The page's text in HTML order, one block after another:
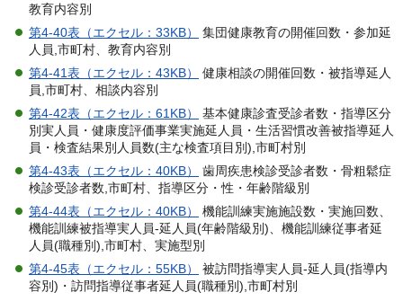
教育内容別
第4-40表（エクセル：33KB）
集団健康教育の開催回数・参加延
人員,市町村、教育内容別
第4-41表（エクセル：43KB）
健康相談の開催回数・被指導延人
員,市町村、相談内容別
第4-42表（エクセル：61KB）
基本健康診査受診者数・指導区分
別実人員・健康度評価事業実施延人員・生活習慣改善被指導延人
員・検査結果別人員数(主な検査項目別),市町村別
第4-43表（エクセル：40KB）
歯周疾患検診受診者数・骨粗鬆症
検診受診者数,市町村、指導区分・性・年齢階級別
第4-44表（エクセル：40KB）
機能訓練実施施設数・実施回数、
機能訓練被指導実人員-延人員(年齢階級別)、機能訓練従事者延
人員(職種別),市町村、実施型別
第4-45表（エクセル：55KB）
被訪問指導実人員-延人員(指導内
容別)・訪問指導従事者延人員(職種別),市町村別